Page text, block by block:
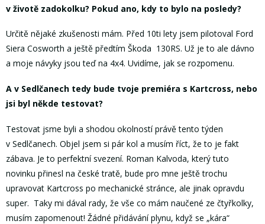
v životě zadokolku? Pokud ano, kdy to bylo na posledy?
Určitě nějaké zkušenosti mám. Před 10ti lety jsem pilotoval Ford
Siera Cosworth a ještě předtím Škoda 130RS. Už je to ale dávno
a moje návyky jsou teď na 4x4. Uvidíme, jak se rozpomenu.
A v Sedlčanech tedy bude tvoje premiéra s Kartcross, nebo
jsi byl někde testovat?
Testovat jsme byli a shodou okolností právě tento týden
v Sedlčanech. Objel jsem si pár kol a musím říct, že to je fakt
zábava. Je to perfektní svezení. Roman Kalvoda, který tuto
novinku přinesl na české tratě, bude pro mne ještě trochu
upravovat Kartcross po mechanické stránce, ale jinak opravdu
super. Taky mi dával rady, že vše co mám naučené ze čtyřkolky,
musím zapomenout! Žádné přidávání plynu, když se „kára“